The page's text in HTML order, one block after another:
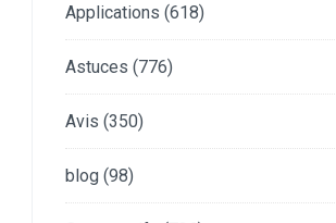
Applications (618)
Astuces (776)
Avis (350)
blog (98)